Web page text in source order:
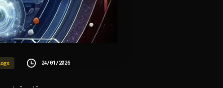
24/01/2026